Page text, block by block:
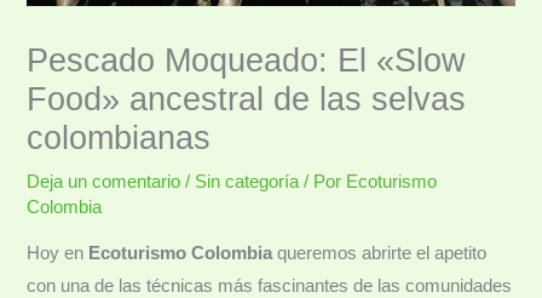
Pescado Moqueado: El «Slow
Food» ancestral de las selvas
colombianas
Deja un comentario / Sin categoría / Por Ecoturismo
Colombia
Hoy en Ecoturismo Colombiaqueremos abrirte el apetito
con una de las técnicas más fascinantes de las comunidades